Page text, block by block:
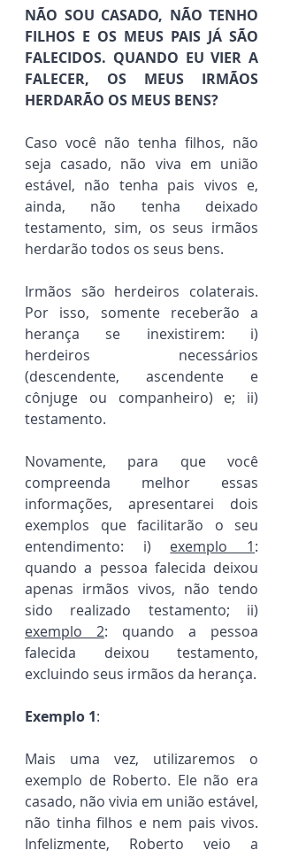
NÃO SOU CASADO, NÃO TENHO
FILHOS E OS MEUS PAIS JÁ SÃO
FALECIDOS. QUANDO EU VIER A
FALECER, OS MEUS IRMÃOS
HERDARÃO OS MEUS BENS?
Caso você não tenha filhos, não
seja casado, não viva em união
estável, não tenha pais vivos e,
ainda, não tenha deixado
testamento, sim, os seus irmãos
herdarão todos os seus bens.
Irmãos são herdeiros colaterais.
Por isso, somente receberão a
herança se inexistirem: i)
herdeiros necessários
(descendente, ascendente e
cônjuge ou companheiro) e; ii)
testamento.
Novamente, para que você
compreenda melhor essas
informações, apresentarei dois
exemplos que facilitarão o seu
entendimento: i) exemplo 1:
quando a pessoa falecida deixou
apenas irmãos vivos, não tendo
exemplo 2: quando a pessoa
falecida deixou testamento,
excluindo seus irmãos da herança.
Exemplo 1:
Mais uma vez, utilizaremos o
exemplo de Roberto. Ele não era
casado, não vivia em união estável,
não tinha filhos e nem pais vivos.
Infelizmente, Roberto veio a